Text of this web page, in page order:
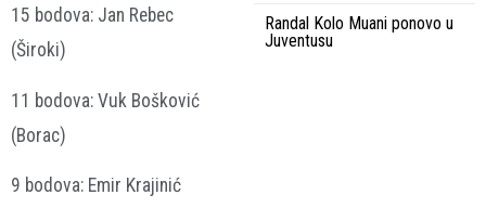
15 bodova: Jan Rebec
(Široki)
11 bodova: Vuk Bošković
(Borac)
9 bodova: Emir Krajinić
Randal Kolo Muani ponovo u
Juventusu